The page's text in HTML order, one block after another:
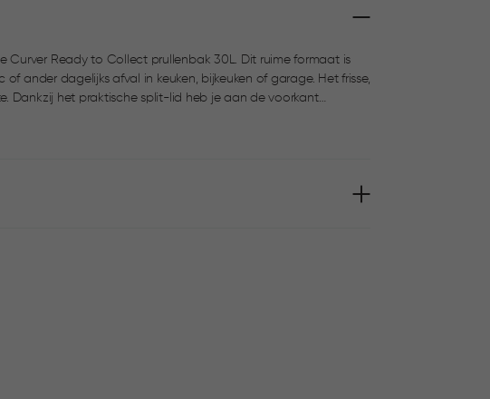
Ready to Collect prullenbak 30L. Dit ruime formaat is
dagelijks afval in keuken, bijkeuken of garage. Het frisse,
Dankzij het praktische split-lid heb je aan de voorkant
is gestapeld. Het grote handvat aan de achterzijde en de
en legen eenvoudig.